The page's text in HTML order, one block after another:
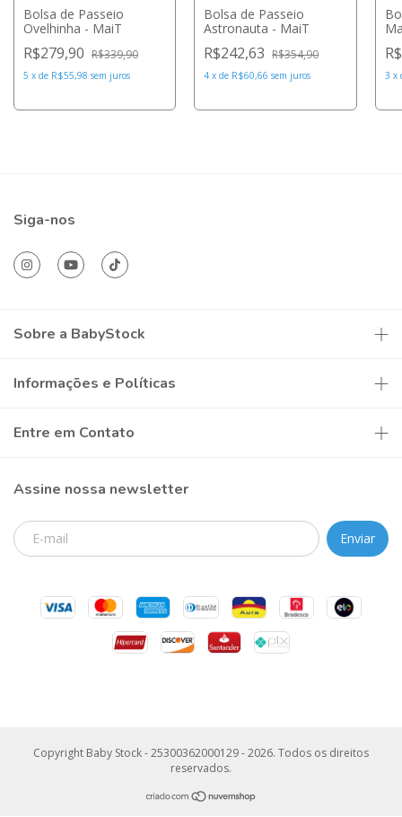
Bolsa de Passeio
Ovelhinha - MaiT
R$279,90 R$339,90
5 x de R$55,98 sem juros
Bolsa de Passeio
Astronauta - MaiT
R$242,63 R$354,90
4 xde R$60,66 sem juros 3 x
Siga-nos
Sobre a BabyStock
Informações e Políticas
Entre em Contato
Assine nossa newsletter
Copyright Baby Stock - 25300362000129 - 2026. Todos os direitos
reservados.